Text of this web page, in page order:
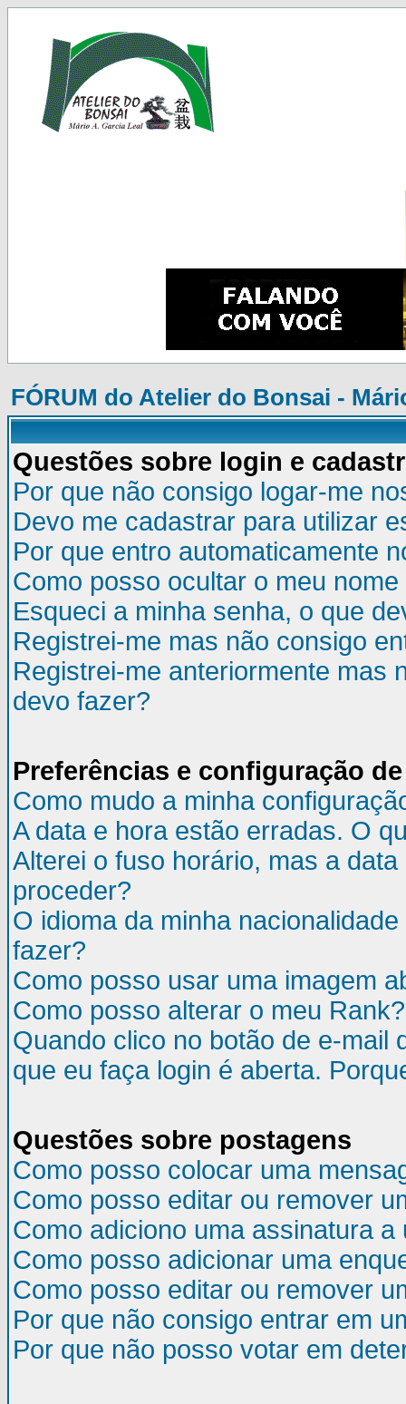
FÓRUM do Atelier do Bonsai -
Questões sobre login e
Por que não consigo logar-me
Devo me cadastrar para utilizar
Por que entro automaticamente
Como posso ocultar o meu
Esqueci a minha senha, o que
Registrei-me mas não consigo
Registrei-me anteriormente mas
devo fazer?
Preferências e configuração
Como mudo a minha
A data e hora estão erradas. O
Alterei o fuso horário, mas a
proceder?
O idioma da minha
fazer?
Como posso usar uma imagem
Como posso alterar o meu Rank?
Quando clico no botão de e-mail
que eu faça login é aberta.
Questões sobre postagens
Como posso colocar uma
Como posso editar ou remover
Como adiciono uma assinatura a
Como posso adicionar uma
Como posso editar ou remover
Por que não consigo entrar em
Por que não posso votar em